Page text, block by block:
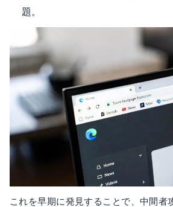
題。
これを早期に発見することで、中間者